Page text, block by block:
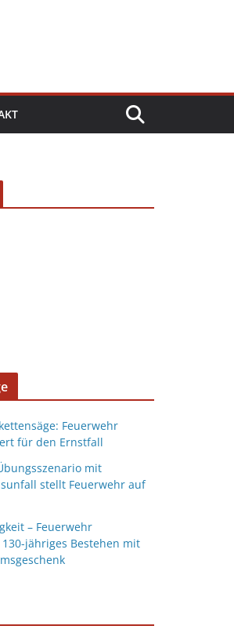
Feuerwehr
für den Ernstfall
mit
stellt Feuerwehr auf
– Feuerwehr
jähriges Bestehen mit